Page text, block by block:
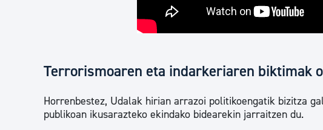
Terrorismoaren eta indarkeriaren biktimak
Horrenbestez, Udalak hirian arrazoi politikoengatik bizitza
publikoan ikusarazteko ekindako bidearekin jarraitzen du.